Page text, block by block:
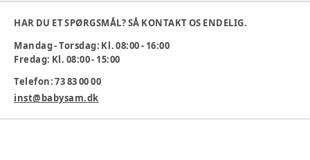
Specialstålrør med godstykkelser fra 1,5 – 3,25 mm
Sikkerhedsstyr med stålpropper i enderne
2 kuglelejer i alle hjul
Blykromatfri pulverlak
HAR DU ET SPØRGSMÅL? SÅ KONTAKT OS ENDELIG.
Mandag - Torsdag: Kl. 08:00 - 16:00
Fredag: Kl. 08:00 - 15:00
Telefon: 73 83 00 00
inst@babysam.dk